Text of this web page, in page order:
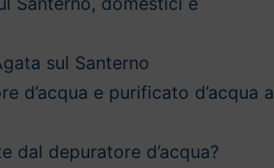
sul Santerno
d’acqua e purificato d’acqua a
dal depuratore d’acqua?